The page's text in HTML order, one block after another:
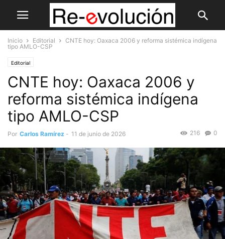
Inicio Editorial
CNTE hoy: Oaxaca 2006 y reforma sistémica indígena
tipo AMLO-CSP
Editorial
CNTE hoy: Oaxaca 2006 y
reforma sistémica indígena
tipo AMLO-CSP
Por Carlos Ramírez - 11 de junio de 2026 0
216